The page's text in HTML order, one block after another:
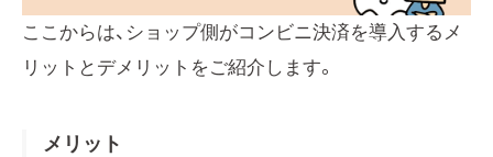
ここからは、ショップ側がコンビニ決済を導入するメ
リットとデメリットをご紹介します。
メリット